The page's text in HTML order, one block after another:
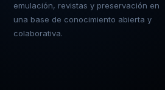
emulación, revistas y preservación en
una base de conocimiento abierta y
colaborativa.